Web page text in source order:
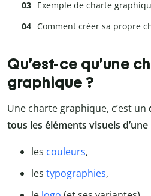
Exemple de charte
Comment créer sa propre
Qu’est-ce qu’une
graphique ?
Une charte graphique, c’est un
tous les éléments visuels d’une
les couleurs,
les typographies,